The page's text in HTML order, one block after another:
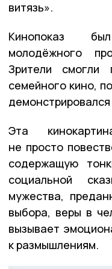
витязь».
Кинопоказ
молодёжного
Зрители смогли
семейного кино,
Эта
не просто
содержащую
социальной
мужества,
выбора, веры в
вызывает
к размышлениям.